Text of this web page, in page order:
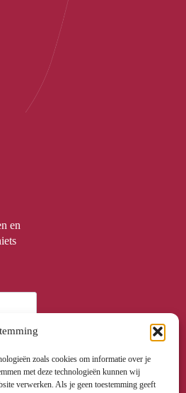
zoals cookies om informatie over je
met deze technologieën kunnen wij
verwerken. Als je geen toestemming geeft
en